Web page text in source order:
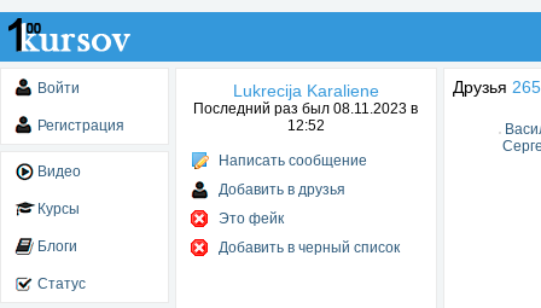
Войти
Регистрация
Видео
Курсы
Блоги
Статус
Lukrecija Karaliene
Последний раз был 08.11.2023 в
12:52
Написать сообщение
Добавить в друзья
Это фейк
Добавить в черный список
Друзья